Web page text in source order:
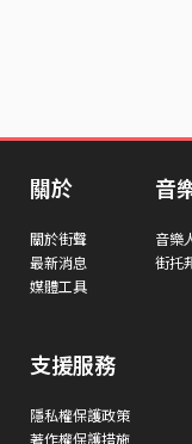
關於
關於街聲
最新消息
媒體工具
音
音樂
街托
支援服務
隱私權保護政策
著作權保護措施